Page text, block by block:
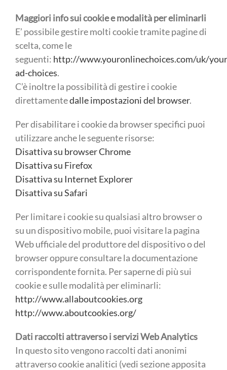
Maggiori info sui cookie e modalità per eliminarli
E’ possibile gestire molti cookie tramite pagine di
scelta, come le
seguenti: http://www.youronlinechoices.com/uk/
ad-choices.
C’è inoltre la possibilità di gestire i cookie
direttamentedalle impostazioni del browser.
Per disabilitare i cookie da browser specifici puoi
utilizzare anche le seguente risorse:
Disattiva su browser Chrome
Disattiva su Firefox
Disattiva su Internet Explorer
Disattiva su Safari
Per limitare i cookie su qualsiasi altro browser o
su un dispositivo mobile, puoi visitare la pagina
Web ufficiale del produttore del dispositivo o del
browser oppure consultare la documentazione
corrispondente fornita. Per saperne di più sui
cookie e sulle modalità per eliminarli:
http://www.allaboutcookies.org
http://www.aboutcookies.org/
Dati raccolti attraverso i servizi Web Analytics
In questo sito vengono raccolti dati anonimi
attraverso cookie analitici (vedi sezione apposita